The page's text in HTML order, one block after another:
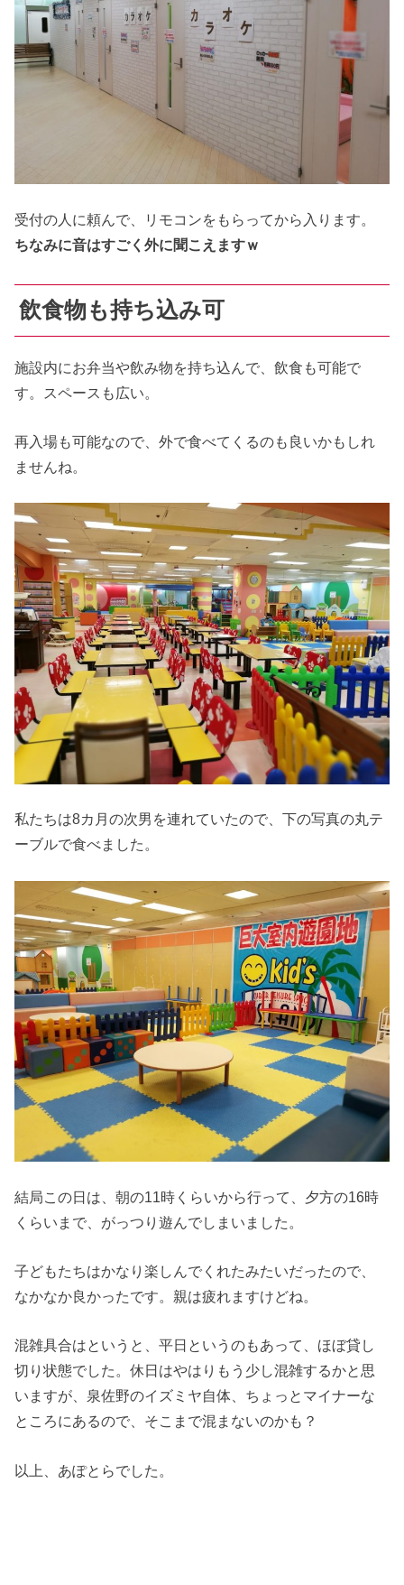
受付の人に頼んで、リモコンをもらってから入ります。
ちなみに音はすごく外に聞こえますｗ
飲食物も持ち込み可
施設内にお弁当や飲み物を持ち込んで、飲食も可能で
す。スペースも広い。
再入場も可能なので、外で食べてくるのも良いかもしれ
ませんね。
私たちは8カ月の次男を連れていたので、下の写真の丸テ
ーブルで食べました。
結局この日は、朝の11時くらいから行って、夕方の16時
くらいまで、がっつり遊んでしまいました。
子どもたちはかなり楽しんでくれたみたいだったので、
なかなか良かったです。親は疲れますけどね。
混雑具合はというと、平日というのもあって、ほぼ貸し
切り状態でした。休日はやはりもう少し混雑するかと思
いますが、泉佐野のイズミヤ自体、ちょっとマイナーな
ところにあるので、そこまで混まないのかも？
以上、あぽとらでした。